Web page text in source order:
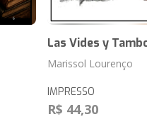
Las Vides y
Marissol Lourenço
IMPRESSO
R$ 44,30